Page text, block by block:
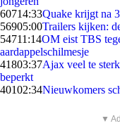
60714:33Quake krijgt na
56905:00Trailers kijken:
54711:14OM eist TBS
aardappelschilmesje
41803:37Ajax veel te
beperkt
40102:34Nieuwkomers
▼